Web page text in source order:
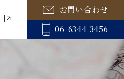
お問い合わせ
06-6344-3456